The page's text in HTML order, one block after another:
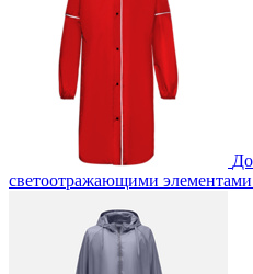
светоотражающими